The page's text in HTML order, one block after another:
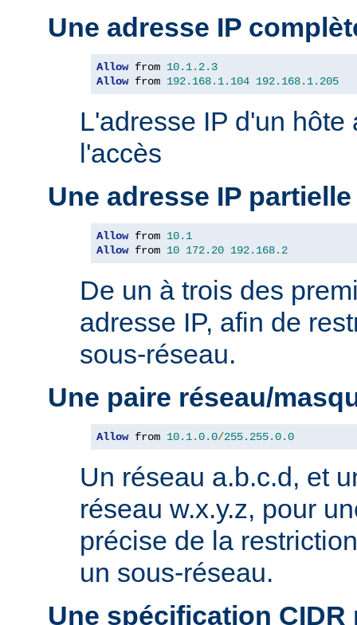
Une adresse IP
Allow from 10.1. 2.3
Allow from 192.168. 1.104 192.168. 1.205
L'adresse IP d'un
l'accès
Une adresse IP partielle
Allow from 10.1
Allow from 10 172.20 192.168. 2
De un à trois des
adresse IP, afin de
sous-réseau.
Une paire réseau/
Allow from 10.1.0.0/255.255.0.0
Un réseau a.b.c.d, et
réseau w.x.y.z, pour
précise de la
un sous-réseau.
Une spécification CIDR